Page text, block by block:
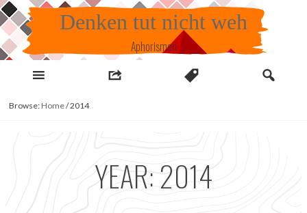
Skip
to
content
Denken tut nicht weh
Aphorismen
Browse: Home/2014
YEAR:2014